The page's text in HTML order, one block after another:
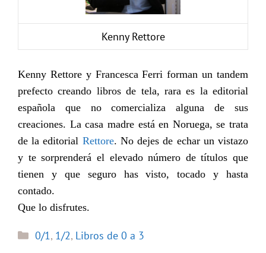
Kenny Rettore
Kenny Rettore y Francesca Ferri forman un tandem
prefecto creando libros de tela, rara es la editorial
española que no comercializa alguna de sus
creaciones. La casa madre está en Noruega, se trata
de la editorial Rettore. No dejes de echar un vistazo
y te sorprenderá el elevado número de títulos que
tienen y que seguro has visto, tocado y hasta
contado.
Que lo disfrutes.
Categorías
0/1, 1/2, Libros de 0 a 3